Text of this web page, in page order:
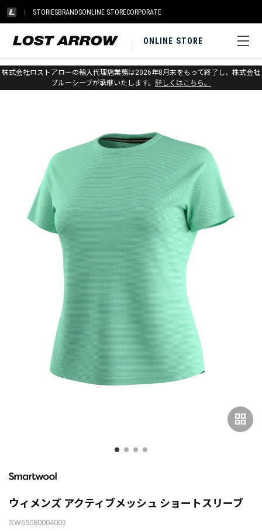
STORIESBRANDSONLINE STORECORPORATE
ONLINE STORE
株式会社ロストアローの輸入代理店業務は2026年8月末をもって終了し、株式会社
ブルーシープが承継いたします。 詳しくはこちら。
ホーム > スマートウール > アパレル > アクティブ
grid_view
ウィメンズ アクティブメッシュ ショートスリーブ
SW65080004003